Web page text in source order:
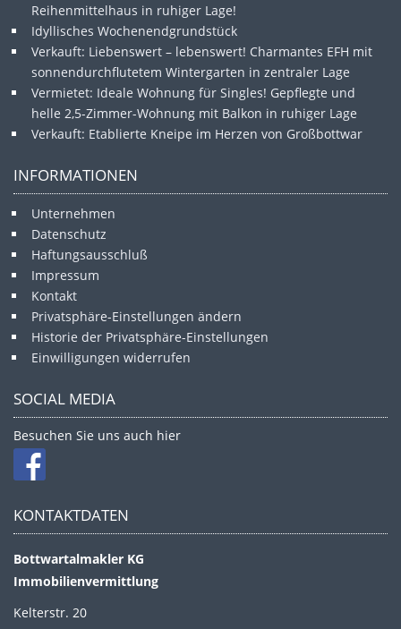
Reihenmittelhaus in ruhiger Lage!
Idyllisches Wochenendgrundstück
Verkauft: Liebenswert – lebenswert! Charmantes EFH mit
sonnendurchflutetem Wintergarten in zentraler Lage
Vermietet: Ideale Wohnung für Singles! Gepflegte und
helle 2,5-Zimmer-Wohnung mit Balkon in ruhiger Lage
Verkauft: Etablierte Kneipe im Herzen von Großbottwar
INFORMATIONEN
Unternehmen
Datenschutz
Haftungsausschluß
Impressum
Kontakt
Privatsphäre-Einstellungen ändern
Historie der Privatsphäre-Einstellungen
Einwilligungen widerrufen
SOCIAL MEDIA
Besuchen Sie uns auch hier
KONTAKTDATEN
Bottwartalmakler KG
Immobilienvermittlung
Kelterstr. 20